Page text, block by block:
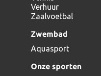
Verhuur
Zaalvoetbal
Zwembad
Aquasport
Onze sporten